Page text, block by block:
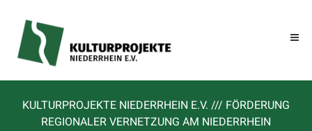
KULTURPROJEKTE NIEDERRHEIN E.V. /// FÖRDERUNG
REGIONALER VERNETZUNG AM NIEDERRHEIN